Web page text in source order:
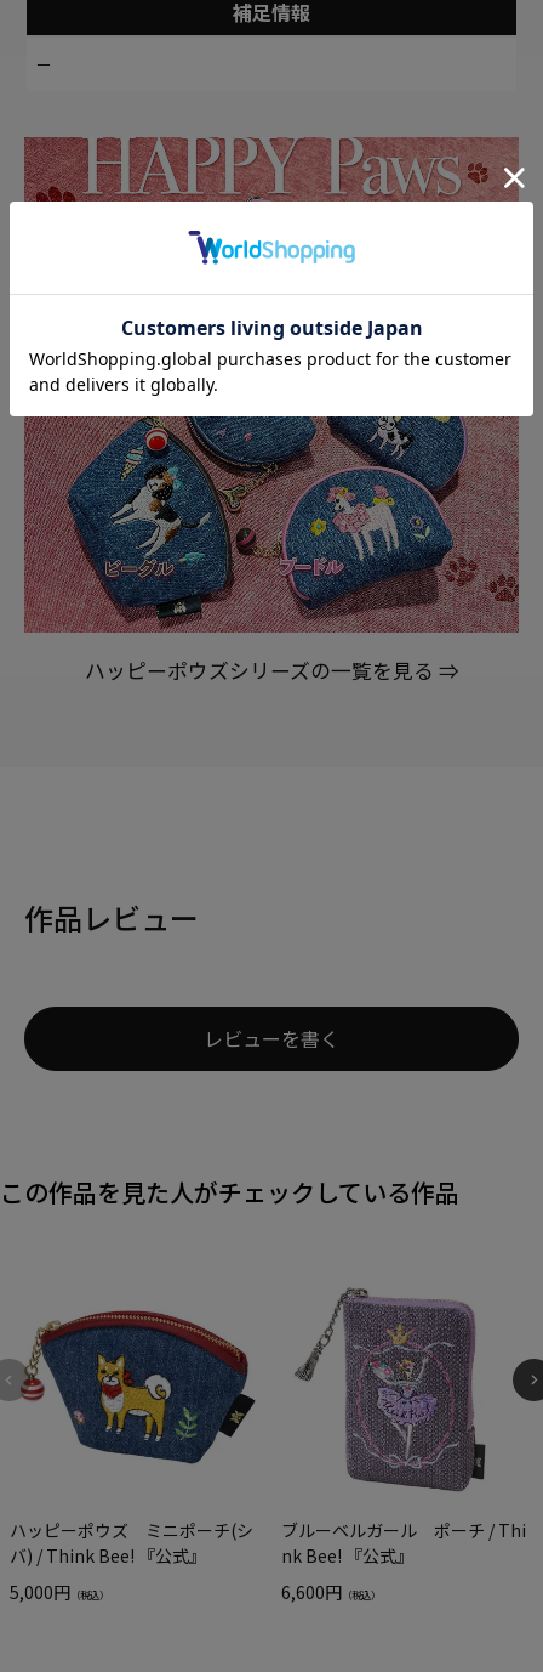
補足情報
－
ハッピーポウズシリーズの一覧を見る ⇒
作品レビュー
レビューを書く
この作品を見た人がチェックしている作品
ハッピーポウズ ミニポーチ(シ
バ) / Think Bee! 『公式』
5,000円 （税込）
ブルーベルガール ポーチ / Thi
nk Bee! 『公式』
6,600円 （税込）